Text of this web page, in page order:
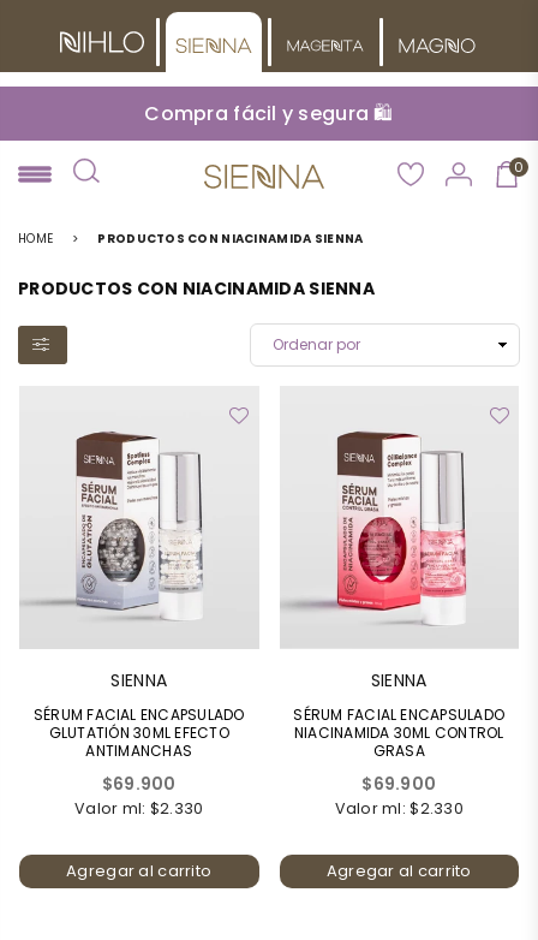
Compra fácil y segura 🛍️
0
HOME > PRODUCTOS CON NIACINAMIDA SIENNA
PRODUCTOS CON NIACINAMIDA SIENNA
SIENNA
SÉRUM FACIAL ENCAPSULADO
GLUTATIÓN 30ML EFECTO
ANTIMANCHAS
Precio
habitual
$69.900
Valor ml: $2.330
Agregar al carrito
SIENNA
SÉRUM FACIAL ENCAPSULADO
NIACINAMIDA 30ML CONTROL
GRASA
Precio
habitual
$69.900
Valor ml: $2.330
Agregar al carrito